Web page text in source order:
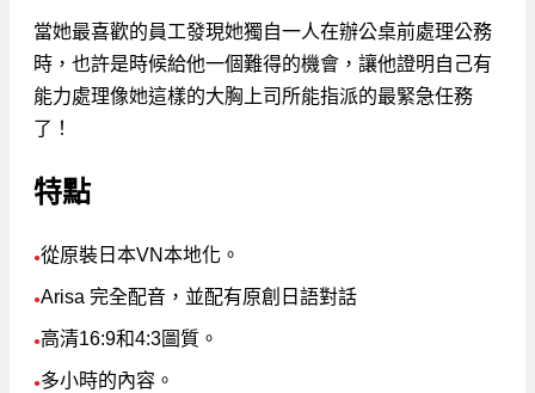
當她最喜歡的員工發現她獨自一人在辦公桌前處理公務
時，也許是時候給他一個難得的機會，讓他證明自己有
能力處理像她這樣的大胸上司所能指派的最緊急任務
了！
特點
●從原裝日本VN本地化。
●Arisa 完全配音，並配有原創日語對話
●高清16:9和4:3圖質。
●多小時的內容。